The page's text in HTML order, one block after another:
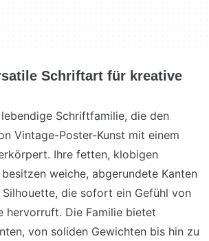
Schriftart für kreative
Schriftfamilie, die den
Vintage-Poster-Kunst mit einem
Ihre fetten, klobigen
weiche, abgerundete Kanten
die sofort ein Gefühl von
hervorruft. Die Familie bietet
von soliden Gewichten bis hin zu